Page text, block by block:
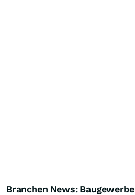
Branchen News: Baugewerbe